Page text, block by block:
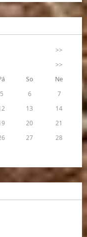
>>
>>
So
Ne
5 6
7
13
14
20
21
27
28